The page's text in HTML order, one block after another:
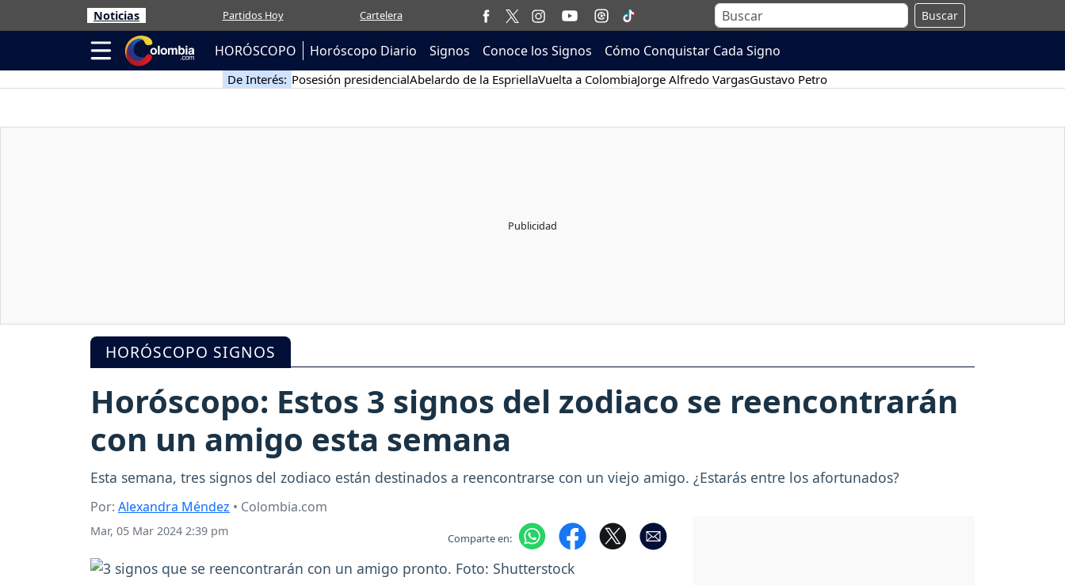
Noticias Partidos Hoy Cartelera Buscar
HORÓSCOPO Horóscopo Diario Signos Conoce los Signos Cómo Conquistar Cada Signo
De Interés: Posesión presidencialAbelardo de la EspriellaVuelta a ColombiaJorge Alfredo VargasGustavo Petro
HORÓSCOPO SIGNOS
Horóscopo: Estos 3 signos del zodiaco se reencontrarán
con un amigo esta semana
Esta semana, tres signos del zodiaco están destinados a reencontrarse con un viejo amigo. ¿Estarás entre los afortunados?
Por: Alexandra Méndez • Colombia.com
Mar, 05 Mar 2024 2:39 pm Comparte en: